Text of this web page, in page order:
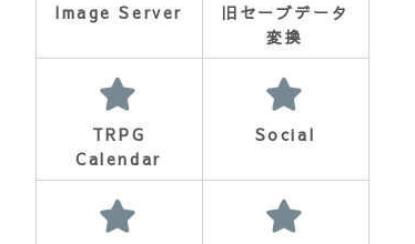
Image Server
旧セーブデータ
変換
TRPG
Calendar
Social